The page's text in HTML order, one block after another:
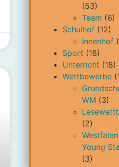
(53)
Team (6)
Schulhof(12)
Innenhof
Sport (18)
Unterricht (18)
Wettbewerbe
WM (3)
(2)
Westfalen
Young
(3)